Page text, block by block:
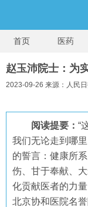
首页 医药
赵玉沛院士：为
2023-09-26 来源：人民
阅读提要： “
我们无论走到哪
的誓言：健康所
伤、甘于奉献、
化贡献医者的力
北京协和医院名